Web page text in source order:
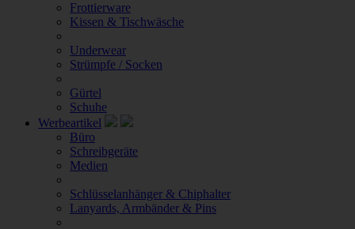
Frottierware
Kissen & Tischwäsche
Underwear
Strümpfe / Socken
Gürtel
Schuhe
Werbeartikel
Büro
Schreibgeräte
Medien
Schlüsselanhänger & Chiphalter
Lanyards, Armbänder & Pins